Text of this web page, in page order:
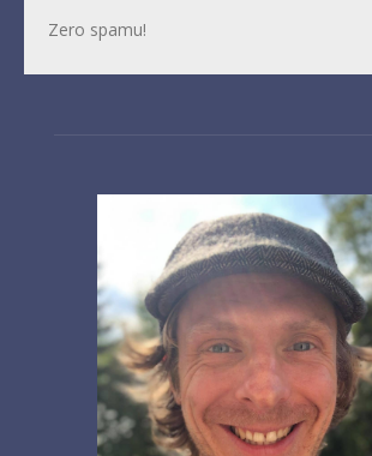
Zero spamu!